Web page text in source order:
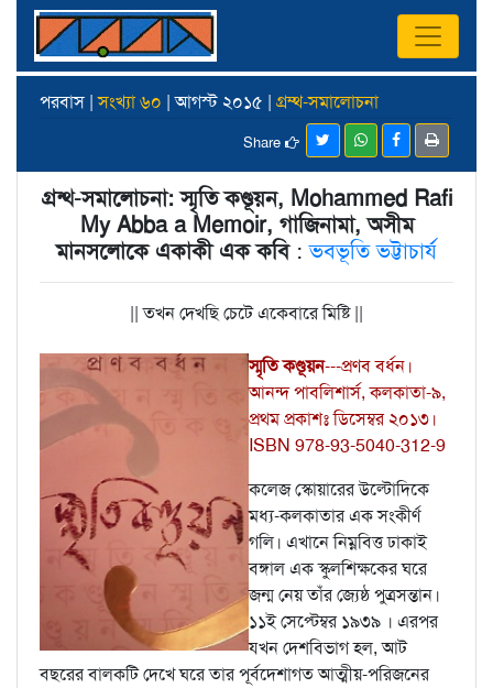
পরবাস |সংখ্যা ৬০ | আগস্ট ২০১৫ | গ্রম্থ-সমালোচনা
Share
গ্রন্থ-সমালোচনা: স্মৃতি কণ্ডূয়ন, Mohammed Rafi
My Abba a Memoir, গাজিনামা, অসীম
মানসলোকে একাকী এক কবি :ভবভূতি ভট্টাচার্য
|| তখন দেখছি চেটে একেবারে মিষ্টি ||
স্মৃতি কণ্ডূয়ন---প্রণব বর্ধন।
আনন্দ পাবলিশার্স, কলকাতা-৯,
প্রথম প্রকাশঃ ডিসেম্বর ২০১৩।
ISBN 978-93-5040-312-9
কলেজ স্কোয়ারের উল্টোদিকে
মধ্য-কলকাতার এক সংকীর্ণ
গলি। এখানে নিম্নবিত্ত ঢাকাই
বঙ্গাল এক স্কুলশিক্ষকের ঘরে
জন্ম নেয় তাঁর জ্যেষ্ঠ পুত্রসন্তান।
১১ই সেপ্টেম্বর ১৯৩৯ । এরপর
যখন দেশবিভাগ হল, আট
বছরের বালকটি দেখে ঘরে তার পূর্বদেশাগত আত্মীয়-পরিজনের